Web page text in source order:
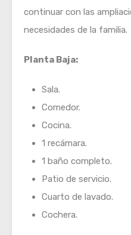
continuar con las
necesidades de la familia.
Planta Baja:
Sala.
Comedor.
Cocina.
1 recámara.
1 baño completo.
Patio de servicio.
Cuarto de lavado.
Cochera.